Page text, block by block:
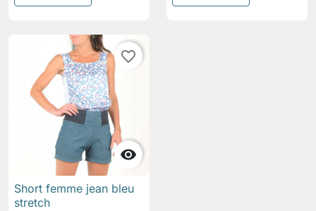

favorite_border
Short femme jean bleu
stretch